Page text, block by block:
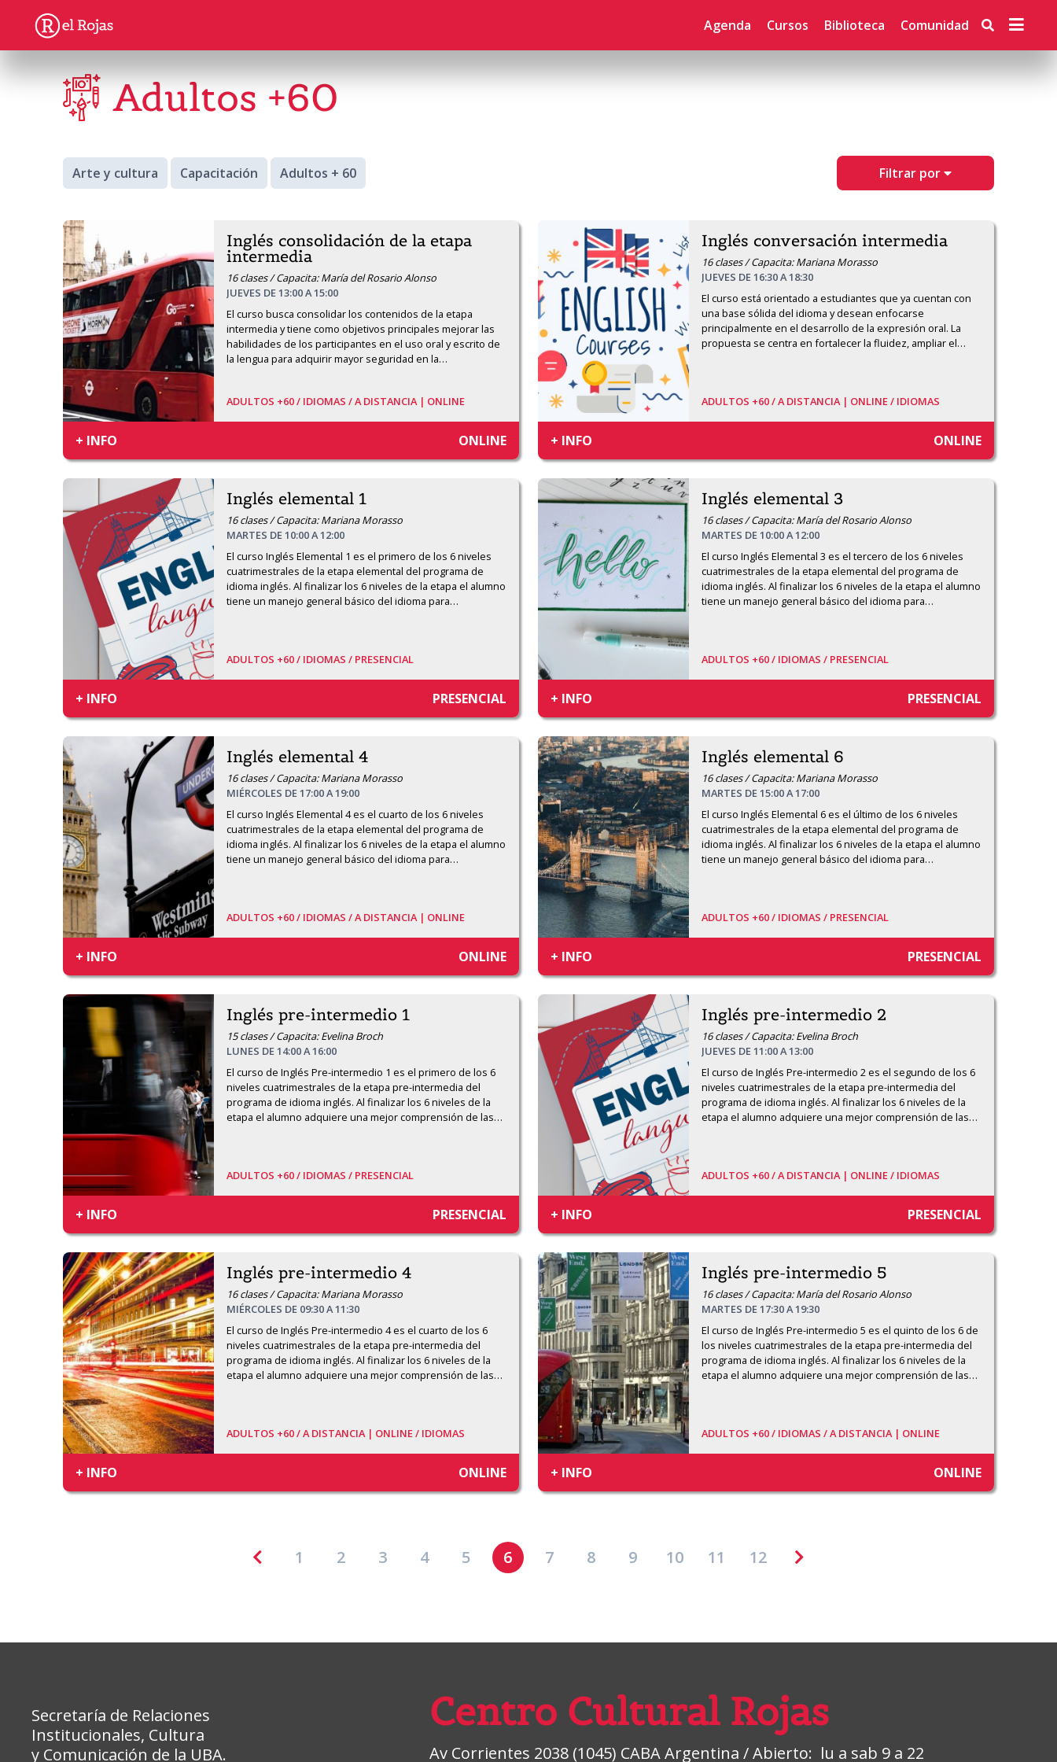
Agenda Cursos Biblioteca Comunidad
Adultos +60
Arte y cultura Capacitación Adultos + 60 Filtrar por
Inglés consolidación de la etapa
intermedia
16 clases / Capacita: María del Rosario Alonso
JUEVES DE 13:00 A 15:00
El curso busca consolidar los contenidos de la etapa
intermedia y tiene como objetivos principales mejorar las
habilidades de los participantes en el uso oral y escrito de
la lengua para adquirir mayor seguridad en la…
ADULTOS +60 / IDIOMAS /A DISTANCIA | ONLINE
+ INFO ONLINE
Inglés conversación intermedia
16 clases / Capacita: Mariana Morasso
JUEVES DE 16:30 A 18:30
El curso está orientado a estudiantes que ya cuentan con
una base sólida del idioma y desean enfocarse
principalmente en el desarrollo de la expresión oral. La
propuesta se centra en fortalecer la fluidez, ampliar el…
ADULTOS +60 /A DISTANCIA | ONLINE / IDIOMAS
+ INFO ONLINE
Inglés elemental 1
16 clases / Capacita: Mariana Morasso
MARTES DE 10:00 A 12:00
El curso Inglés Elemental 1 es el primero de los 6 niveles
cuatrimestrales de la etapa elemental del programa de
idioma inglés. Al finalizar los 6 niveles de la etapa el alumno
tiene un manejo general básico del idioma para…
ADULTOS +60 / IDIOMAS / PRESENCIAL
+ INFO PRESENCIAL
Inglés elemental 3
16 clases / Capacita: María del Rosario Alonso
MARTES DE 10:00 A 12:00
El curso Inglés Elemental 3 es el tercero de los 6 niveles
cuatrimestrales de la etapa elemental del programa de
idioma inglés. Al finalizar los 6 niveles de la etapa el alumno
tiene un manejo general básico del idioma para…
ADULTOS +60 / IDIOMAS / PRESENCIAL
+ INFO PRESENCIAL
Inglés elemental 4
16 clases / Capacita: Mariana Morasso
MIÉRCOLES DE 17:00 A 19:00
El curso Inglés Elemental 4 es el cuarto de los 6 niveles
cuatrimestrales de la etapa elemental del programa de
idioma inglés. Al finalizar los 6 niveles de la etapa el alumno
tiene un manejo general básico del idioma para…
ADULTOS +60 / IDIOMAS /A DISTANCIA | ONLINE
+ INFO ONLINE
Inglés elemental 6
16 clases / Capacita: Mariana Morasso
MARTES DE 15:00 A 17:00
El curso Inglés Elemental 6 es el último de los 6 niveles
cuatrimestrales de la etapa elemental del programa de
idioma inglés. Al finalizar los 6 niveles de la etapa el alumno
tiene un manejo general básico del idioma para…
ADULTOS +60 / IDIOMAS / PRESENCIAL
+ INFO PRESENCIAL
Inglés pre-intermedio 1
15 clases / Capacita: Evelina Broch
LUNES DE 14:00 A 16:00
El curso de Inglés Pre-intermedio 1 es el primero de los 6
niveles cuatrimestrales de la etapa pre-intermedia del
programa de idioma inglés. Al finalizar los 6 niveles de la
etapa el alumno adquiere una mejor comprensión de las…
ADULTOS +60 / IDIOMAS / PRESENCIAL
+ INFO PRESENCIAL
Inglés pre-intermedio 2
16 clases / Capacita: Evelina Broch
JUEVES DE 11:00 A 13:00
El curso de Inglés Pre-intermedio 2 es el segundo de los 6
niveles cuatrimestrales de la etapa pre-intermedia del
programa de idioma inglés. Al finalizar los 6 niveles de la
etapa el alumno adquiere una mejor comprensión de las…
ADULTOS +60 /A DISTANCIA | ONLINE / IDIOMAS
+ INFO PRESENCIAL
Inglés pre-intermedio 4
16 clases / Capacita: Mariana Morasso
MIÉRCOLES DE 09:30 A 11:30
El curso de Inglés Pre-intermedio 4 es el cuarto de los 6
niveles cuatrimestrales de la etapa pre-intermedia del
programa de idioma inglés. Al finalizar los 6 niveles de la
etapa el alumno adquiere una mejor comprensión de las…
ADULTOS +60 /A DISTANCIA | ONLINE / IDIOMAS
+ INFO ONLINE
Inglés pre-intermedio 5
16 clases / Capacita: María del Rosario Alonso
MARTES DE 17:30 A 19:30
El curso de Inglés Pre-intermedio 5 es el quinto de los 6 de
los niveles cuatrimestrales de la etapa pre-intermedia del
programa de idioma inglés. Al finalizar los 6 niveles de la
etapa el alumno adquiere una mejor comprensión de las…
ADULTOS +60 / IDIOMAS /A DISTANCIA | ONLINE
+ INFO ONLINE
1 2 3 4 5 6 7 8 9 10 11 12
Secretaría de Relaciones
Institucionales, Cultura
y Comunicación de la UBA.
Centro Cultural Rojas
Av Corrientes 2038 (1045) CABA Argentina / Abierto: lu a sab 9 a 22